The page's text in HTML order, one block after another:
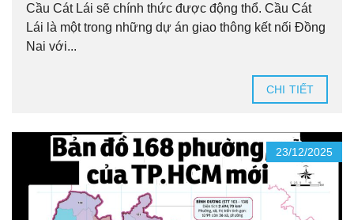
Cầu Cát Lái sẽ chính thức được động thổ. Cầu Cát
Lái là một trong những dự án giao thông kết nối Đồng
Nai với...
CHI TIẾT
23/12/2025